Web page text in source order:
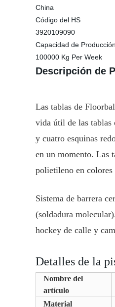
China
Código del HS
3920109090
Capacidad de Producción
100000 Kg Per Week
Descripción de
Las tablas de
vida útil de las tablas
y cuatro esquinas
en un momento. Las
polietileno en colores
Sistema de barrera
(soldadura
hockey de calle y
Detalles de la
Nombre del
artículo
Material